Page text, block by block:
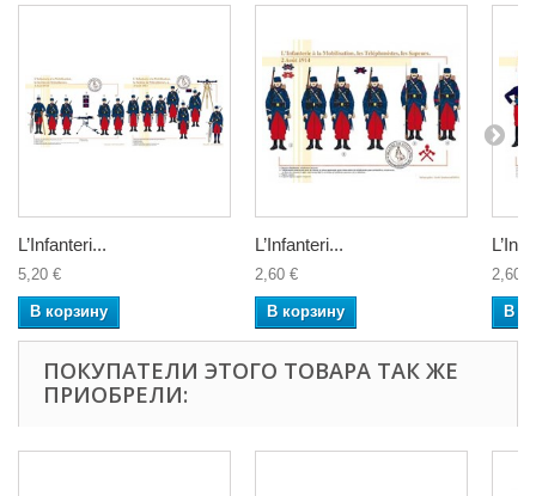
L’Infanteri...
5,20 €
В корзину
L’Infanteri...
2,60 €
В корзину
2,60 €
В
ПОКУПАТЕЛИ ЭТОГО ТОВАРА ТАК ЖЕ
ПРИОБРЕЛИ: